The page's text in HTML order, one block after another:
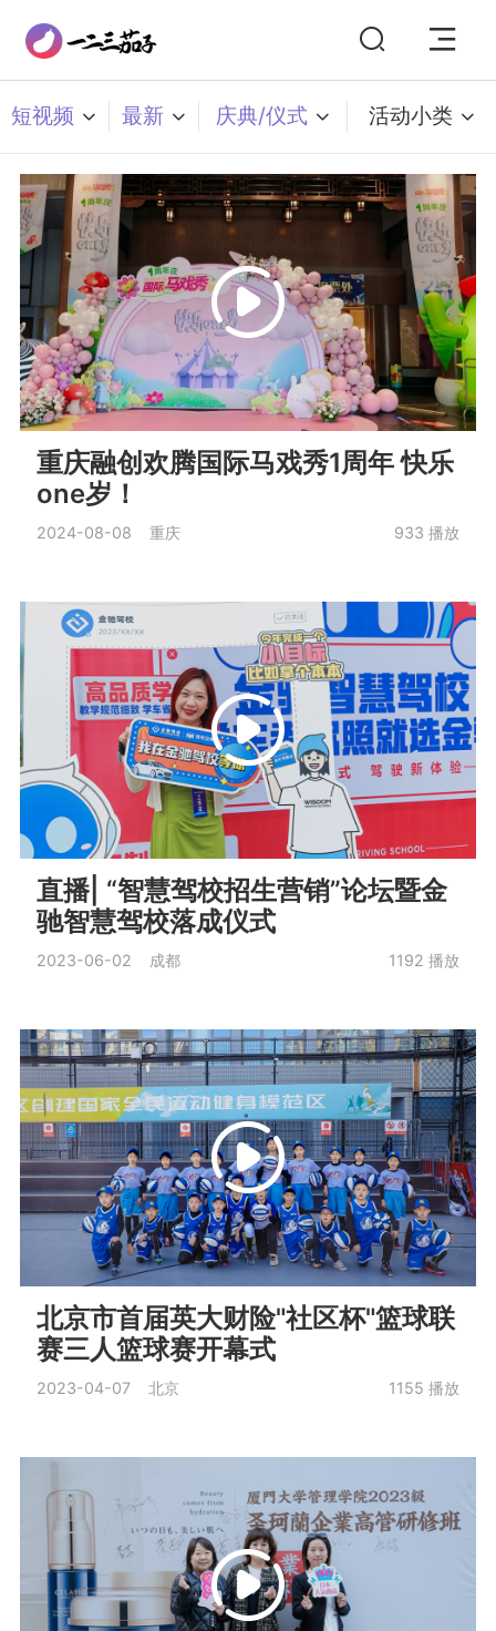
短视频 最新 庆典/仪式 活动小类
重庆融创欢腾国际马戏秀1周年 快乐
one岁！
2024-08-08 重庆 933 播放
直播| “智慧驾校招生营销”论坛暨金
驰智慧驾校落成仪式
2023-06-02 成都 1192 播放
北京市首届英大财险"社区杯"篮球联
赛三人篮球赛开幕式
2023-04-07 北京 1155 播放